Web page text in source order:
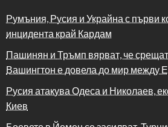
Румъния, Русия и Украйна с първи
инцидента край Кардам
Пашинян и Тръмп вярват, че
Вашингтон е довела до мир между
Русия атакува Одеса и Николаев,
Киев